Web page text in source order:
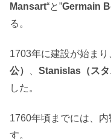
Mansart“と”Germain
る。
1703年に建設が始まり
公）
Stanislas（スタ
した。
1760年頃までには、
す。